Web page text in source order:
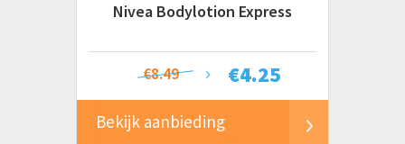
Nivea Bodylotion Express
€4.25
€8.49
Bekijk aanbieding